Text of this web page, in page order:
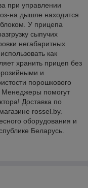
при управлении
на дышле находится
У прицепа
сыпучих
негабаритных
как
хранить прицеп без
и
порошкового
Менеджеры помогут
Доставка по
rossel.by.
оборудования и
Беларусь.